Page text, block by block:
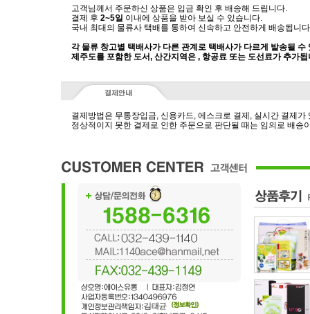
고객님께서 주문하신 상품은 입금 확인 후 배송해 드립니다.
결제 후 2~5일 이내에 상품을 받아 보실 수 있습니다.
국내 최대의 물류사 택배를 통하여 신속하고 안전하게 배송됩니
각 물류 창고별 택배사가 다른 관계로 택배사가 다르게 발송될 수
제주도를 포함한 도서, 산간지역은 , 항공료 또는 도선료가 추가됩
결제방법은 무통장입금, 신용카드, 에스크로 결제, 실시간 결제가
정상적이지 못한 결제로 인한 주문으로 판단될 때는 임의로 배송